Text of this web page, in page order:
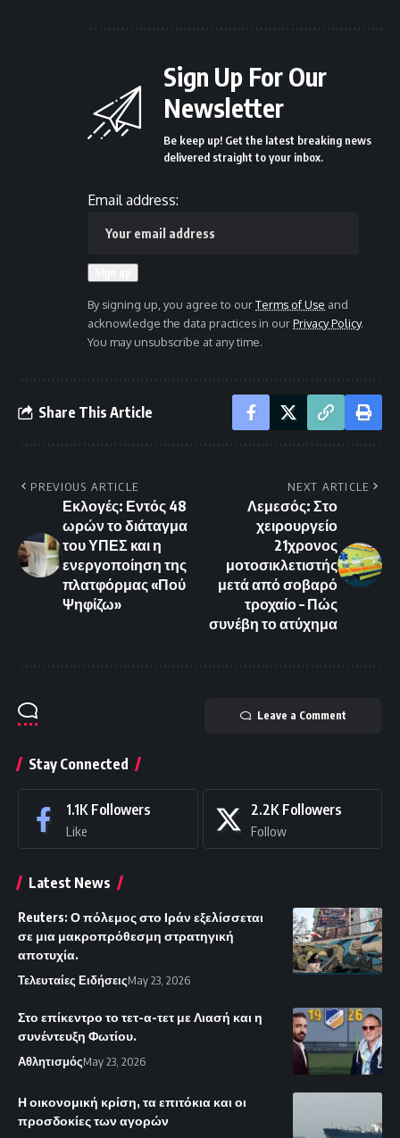
Sign Up For Our
Newsletter
Be keep up! Get the latest breaking news
delivered straight to your inbox.
Email address:
By signing up, you agree to ourTerms of Use and
acknowledge the data practices in ourPrivacy Policy.
You may unsubscribe at any time.
Share This Article
PREVIOUS ARTICLE
Εκλογές: Εντός 48
ωρών το διάταγμα
του ΥΠΕΣ και η
ενεργοποίηση της
πλατφόρμας «Πού
Ψηφίζω»
NEXT ARTICLE
Λεμεσός: Στο
χειρουργείο
21χρονος
μοτοσικλετιστής
μετά από σοβαρό
τροχαίο – Πώς
συνέβη το ατύχημα
Leave a Comment
Stay Connected
1.1K Followers
Like
2.2K Followers
Follow
Latest News
Reuters: Ο πόλεμος στο Ιράν εξελίσσεται
σε μια μακροπρόθεσμη στρατηγική
αποτυχία.
Τελευταίες ΕιδήσειςMay 23, 2026
Στο επίκεντρο το τετ-α-τετ με Λιασή και η
συνέντευξη Φωτίου.
ΑθλητισμόςMay 23, 2026
Η οικονομική κρίση, τα επιτόκια και οι
προσδοκίες των αγορών